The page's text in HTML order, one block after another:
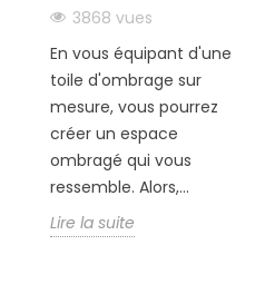
3868 vues
En vous équipant d'une
toile d'ombrage sur
mesure, vous pourrez
créer un espace
ombragé qui vous
ressemble. Alors,...
Lire la suite